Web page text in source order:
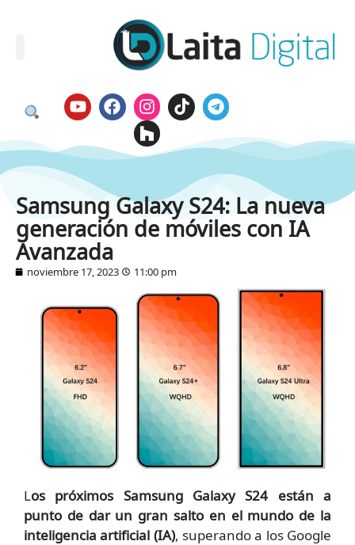
Samsung Galaxy S24: La nueva
generación de móviles con IA
Avanzada
noviembre 17, 2023 11:00 pm
Los próximos Samsung Galaxy S24 están a
punto de dar un gran salto en el mundo de la
inteligencia artificial (IA), superando a los Google